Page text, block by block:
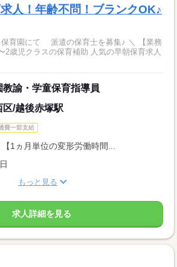
人！年齢不問！ブランクOK♪
園にて 派遣の保育士を募集♪ ＼ 【業務
スの保育補助 人気の早朝保育求人
諭・学童保育指導員
/越後赤塚駅
費一部支給
1ヵ月単位の変形労働時間...
もっと見る
求人詳細を見る